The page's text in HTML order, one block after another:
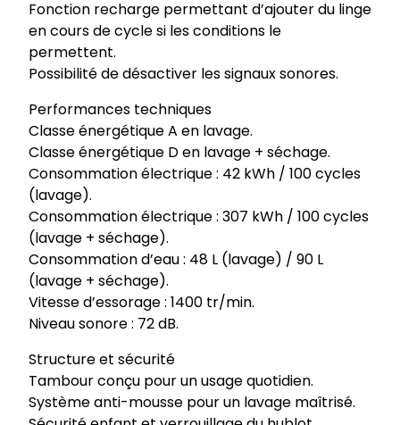
Fonction recharge permettant d’ajouter du linge
en cours de cycle si les conditions le
permettent.
Possibilité de désactiver les signaux sonores.
Performances techniques
Classe énergétique A en lavage.
Classe énergétique D en lavage + séchage.
Consommation électrique : 42 kWh / 100 cycles
(lavage).
Consommation électrique : 307 kWh / 100 cycles
(lavage + séchage).
Consommation d’eau : 48 L (lavage) / 90 L
(lavage + séchage).
Vitesse d’essorage : 1400 tr/min.
Niveau sonore : 72 dB.
Structure et sécurité
Tambour conçu pour un usage quotidien.
Système anti-mousse pour un lavage maîtrisé.